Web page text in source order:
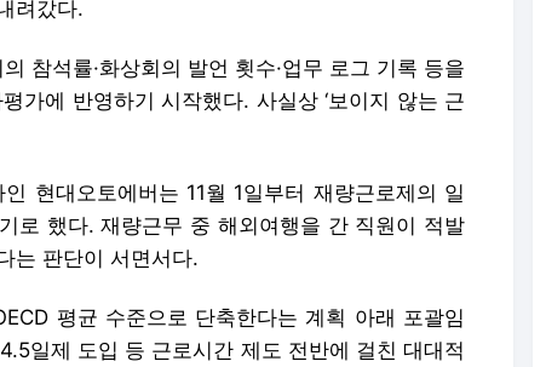
려갔다.
참석률·화상회의 발언 횟수·업무 로그 기록 등을
가에 반영하기 시작했다. 사실상 ‘보이지 않는 근
현대오토에버는 11월 1일부터 재량근로제의 일
로 했다. 재량근무 중 해외여행을 간 직원이 적발
는 판단이 서면서다.
평균 수준으로 단축한다는 계획 아래 포괄임
일제 도입 등 근로시간 제도 전반에 걸친 대대적